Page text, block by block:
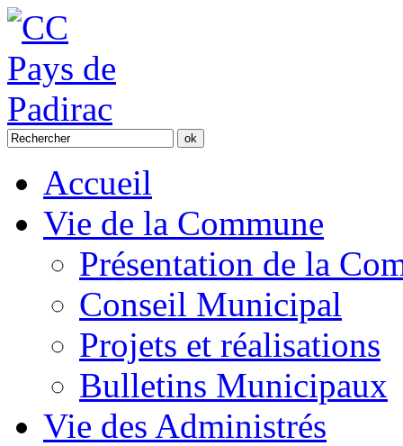
Accueil
Vie de la Commune
Présentation de la
Conseil Municipal
Projets et réalisations
Bulletins Municipaux
Vie des Administrés